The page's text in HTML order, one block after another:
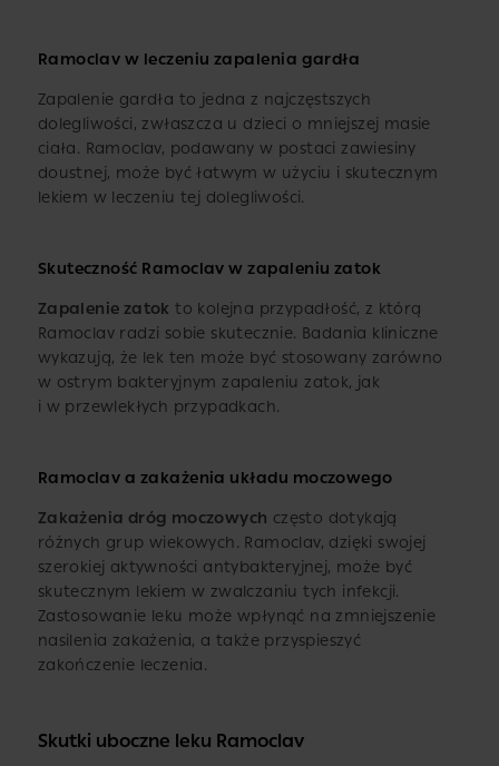
Ramoclav w leczeniu zapalenia gardła
Zapalenie gardła to jedna z najczęstszych
dolegliwości, zwłaszcza u dzieci o mniejszej masie
ciała. Ramoclav, podawany w postaci zawiesiny
doustnej, może być łatwym w użyciu i skutecznym
lekiem w leczeniu tej dolegliwości.
Skuteczność Ramoclav w zapaleniu zatok
Zapalenie zatok to kolejna przypadłość, z którą
Ramoclav radzi sobie skutecznie. Badania kliniczne
wykazują, że lek ten może być stosowany zarówno
w ostrym bakteryjnym zapaleniu zatok, jak
i w przewlekłych przypadkach.
Ramoclav a zakażenia układu moczowego
Zakażenia dróg moczowych często dotykają
różnych grup wiekowych. Ramoclav, dzięki swojej
szerokiej aktywności antybakteryjnej, może być
skutecznym lekiem w zwalczaniu tych infekcji.
Zastosowanie leku może wpłynąć na zmniejszenie
nasilenia zakażenia, a także przyspieszyć
zakończenie leczenia.
Skutki uboczne leku Ramoclav